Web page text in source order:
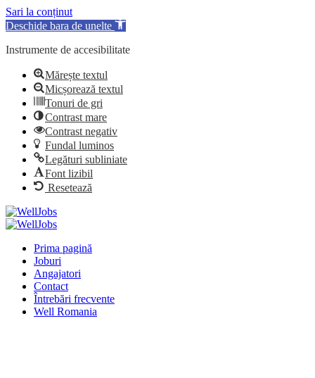
Sari la conținut
Deschide bara de unelte
Instrumente de accesibilitate
Mărește textul
Micșorează textul
Tonuri de gri
Contrast mare
Contrast negativ
Fundal luminos
Legături subliniate
Font lizibil
Resetează
Prima pagină
Joburi
Angajatori
Contact
Întrebări frecvente
Well Romania